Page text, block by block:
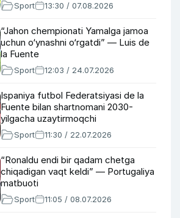
Sport 13:30 / 07.08.2026
“Jahon chempionati Yamalga jamoa
uchun o‘ynashni o‘rgatdi” — Luis de
la Fuente
Sport 12:03 / 24.07.2026
Ispaniya futbol Federatsiyasi de la
Fuente bilan shartnomani 2030-
yilgacha uzaytirmoqchi
Sport 11:30 / 22.07.2026
“Ronaldu endi bir qadam chetga
chiqadigan vaqt keldi” — Portugaliya
matbuoti
Sport 11:05 / 08.07.2026